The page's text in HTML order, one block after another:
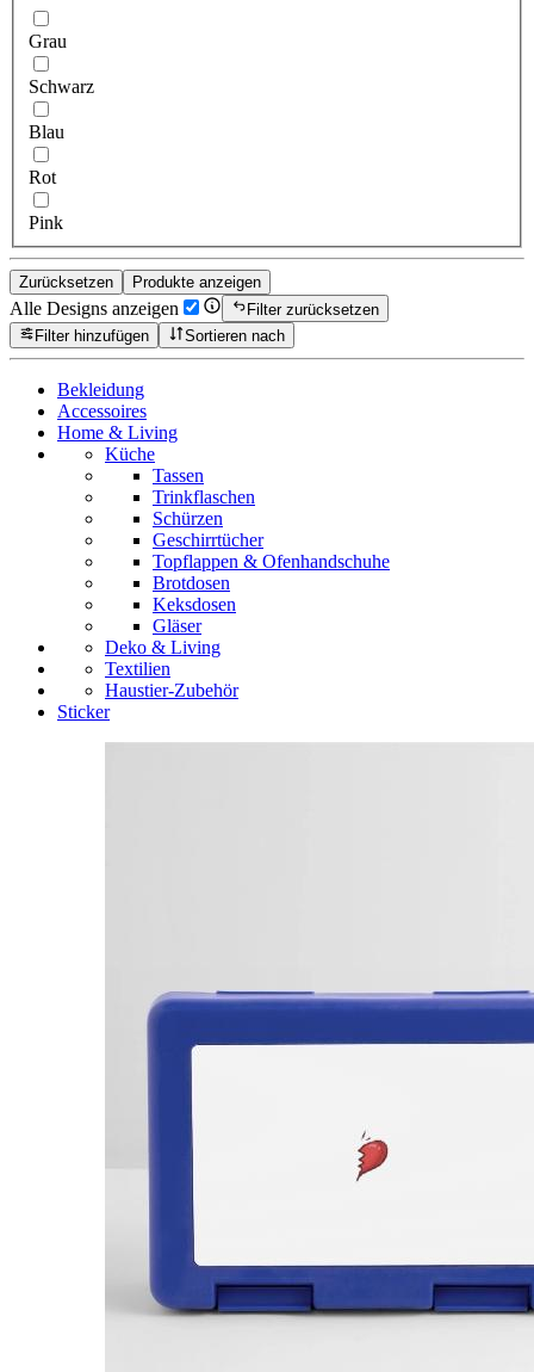
Grau
Schwarz
Blau
Rot
Pink
Zurücksetzen Produkte anzeigen
Alle Designs anzeigen
Filter zurücksetzen
Filter hinzufügen
Sortieren nach
Bekleidung
Accessoires
Home & Living
Küche
Tassen
Trinkflaschen
Schürzen
Geschirrtücher
Topflappen & Ofenhandschuhe
Brotdosen
Keksdosen
Gläser
Deko & Living
Textilien
Haustier-Zubehör
Sticker